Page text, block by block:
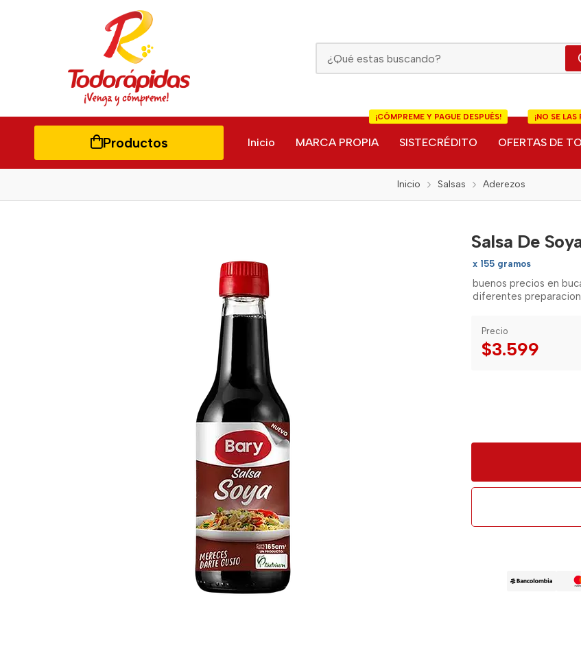
Productos Inicio MARCA PROPIA SISTECRÉDITO
¡CÓMPREME Y PAGUE DESPUÉS!
OFERTAS DE
¡NO SE LAS
Inicio Salsas Aderezos
Salsa De
x 155 gramos
buenos precios en
diferentes
Precio
$3.599